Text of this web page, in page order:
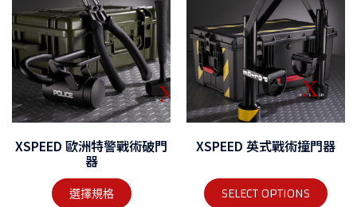
XSPEED 歐洲特警戰術破門
器
選擇規格
XSPEED 英式戰術撞門器
SELECT OPTIONS